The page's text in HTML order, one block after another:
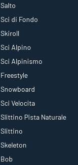
Salto
Sci di Fondo
Skiroll
Sci Alpino
Sci Alpinismo
Freestyle
Snowboard
Sci Velocita
Slittino Pista Naturale
Slittino
Skeleton
Bob